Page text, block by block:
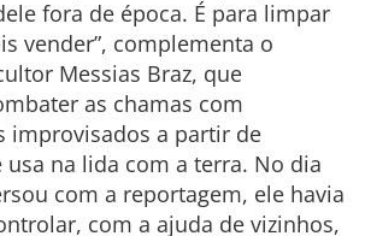
fora de época. É para limpar
vender”, complementa o
Messias Braz, que
as chamas com
improvisados a partir de
na lida com a terra. No dia
com a reportagem, ele havia
com a ajuda de vizinhos,